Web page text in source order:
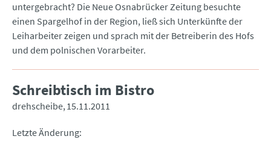
untergebracht? Die Neue Osnabrücker Zeitung besuchte
einen Spargelhof in der Region, ließ sich Unterkünfte der
Leiharbeiter zeigen und sprach mit der Betreiberin des Hofs
und dem polnischen Vorarbeiter.
Schreibtisch im Bistro
drehscheibe 15.11.2011
Letzte Änderung